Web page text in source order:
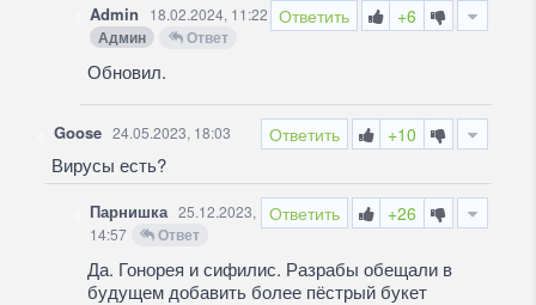
Ответить +6
Admin 18.02.2024, 11:22
Админ Ответ
Обновил.
Ответить +10
Goose 24.05.2023, 18:03
Вирусы есть?
Ответить +26
Парнишка 25.12.2023,
14:57
Ответ
Да. Гонорея и сифилис. Разрабы обещали в
будущем добавить более пёстрый букет